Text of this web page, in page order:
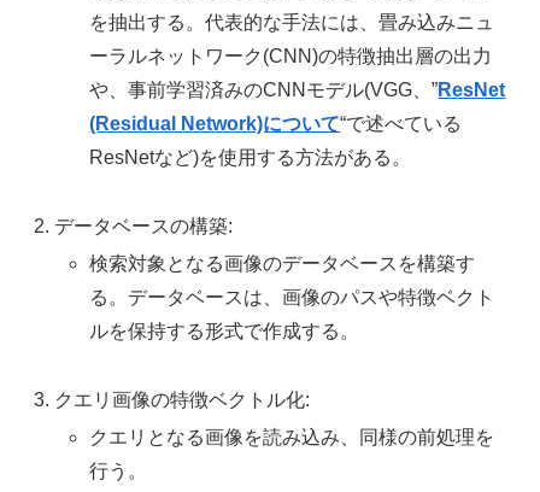
を抽出する。代表的な手法には、畳み込みニュ
ーラルネットワーク(CNN)の特徴抽出層の出力
や、事前学習済みのCNNモデル(VGG、”ResNet
(Residual Network)について“で述べている
ResNetなど)を使用する方法がある。
データベースの構築:
検索対象となる画像のデータベースを構築す
る。データベースは、画像のパスや特徴ベクト
ルを保持する形式で作成する。
クエリ画像の特徴ベクトル化:
クエリとなる画像を読み込み、同様の前処理を
行う。